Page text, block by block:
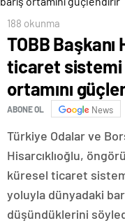
188 okunma
TOBB
ticaret sistemi
ortamını
ABONE OL News
Türkiye Odalar ve
Hisarcıklıoğlu,
küresel ticaret
yoluyla dünyadaki
düşündüklerini